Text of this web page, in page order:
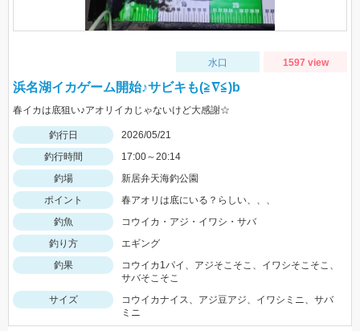
水口 1597 view
浜名湖イカゲーム開始♪サビキも(≧∇≦)b
春イカは底狙い♪アオリイカじゃないけど大感謝☆
釣行日
2026/05/21
釣行時間
17:00～20:14
釣場
新居弁天海釣公園
ポイント
春アオリは底にいる？らしい、、、
釣魚
コウイカ・アジ・イワシ・サバ
釣り方
エギング
釣果
コウイカ1パイ、アジそこそこ、イワシそこそこ、
サバそこそこ
サイズ
コウイカナイス、アジ豆アジ、イワシミニ、サバ
ミニ